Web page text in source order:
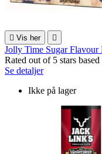
 Vis her 
Jolly Time Sugar
Rated out of 5 stars based
Se detaljer
Ikke på lager